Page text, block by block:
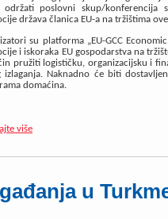
poslovni skup/konferencija
država članica EU-a na tržištima
su platforma „EU-GCC
i iskoraka EU gospodarstva na
pružiti logističku, organizacijsku i
izlaganja. Naknadno će biti
domaćina.
više
u